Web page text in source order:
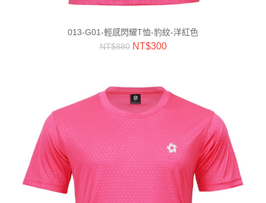
013-G01-輕感閃耀T恤-豹紋-洋紅色
NT$880 NT$300